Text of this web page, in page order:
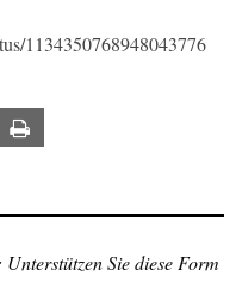
1134350768948043776
Sie diese Form